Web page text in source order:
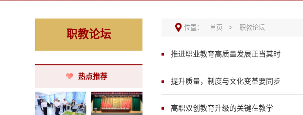
位置： 首页 > 职教论坛
推进职业教育高质量发展正当其时
提升质量，制度与文化变革要同步
高职双创教育升级的关键在教学
职教论坛
热点推荐